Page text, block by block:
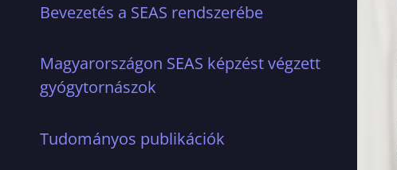
Bevezetés a SEAS rendszerébe
Magyarországon SEAS képzést végzett
gyógytornászok
Tudományos publikációk